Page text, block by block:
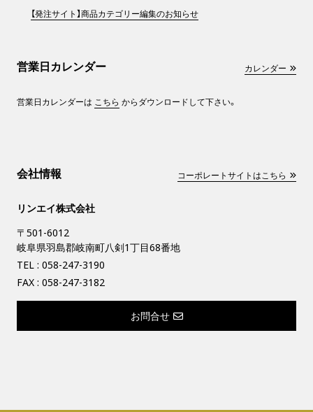
【発注サイト】商品カテゴリー編集のお知らせ
営業日カレンダー カレンダー
営業日カレンダーは こちら からダウンロードして下さい。
会社情報 コーポレートサイトはこちら
リンエイ株式会社
〒501-6012
岐阜県羽島郡岐南町八剣1丁目68番地
TEL : 058-247-3190
FAX : 058-247-3182
お問合せ